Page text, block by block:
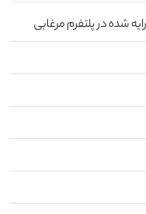
شده در پلتفرم مرغابی